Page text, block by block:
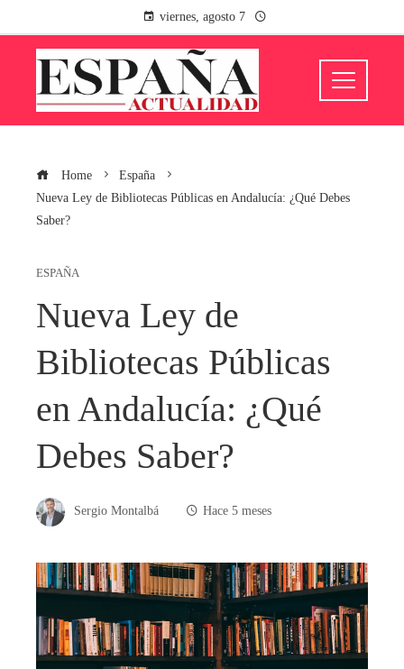
viernes, agosto 7
Home
España
Nueva Ley de Bibliotecas Públicas en Andalucía: ¿Qué Debes
Saber?
ESPAÑA
Nueva Ley de
Bibliotecas Públicas
en Andalucía: ¿Qué
Debes Saber?
Sergio Montalbá Hace 5 meses